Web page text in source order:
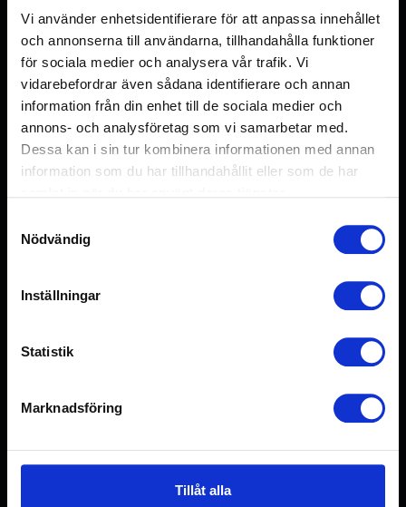
Vi använder enhetsidentifierare för att anpassa innehållet
och annonserna till användarna, tillhandahålla funktioner
för sociala medier och analysera vår trafik. Vi
vidarebefordrar även sådana identifierare och annan
information från din enhet till de sociala medier och
annons- och analysföretag som vi samarbetar med.
Dessa kan i sin tur kombinera informationen med annan
information som du har tillhandahållit eller som de har
Nödvändig
Inställningar
Statistik
Marknadsföring
Tillåt alla
LIRE LA SUITE
LIRE LA SUITE